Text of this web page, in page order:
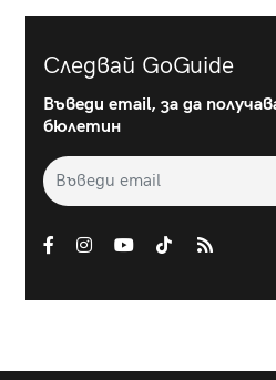
Следвай GoGuide
Въведи email, за да
бюлетин